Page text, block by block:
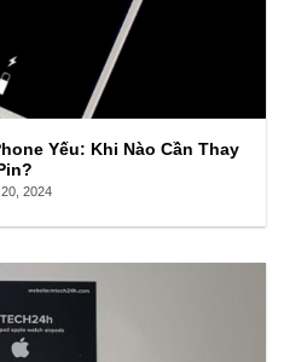
Yếu: Khi Nào Cần Thay
2024